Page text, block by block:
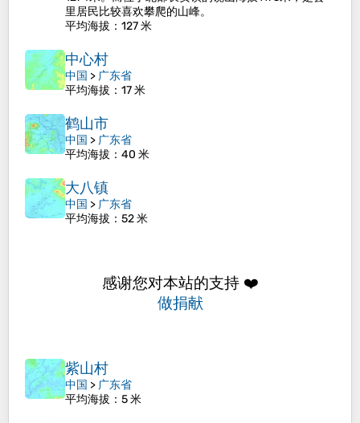
里居民比较喜欢攀爬的山峰。
平均海拔 ：127 米
中心村
中国 > 广东省
平均海拔 ：17 米
鹤山市
中国 > 广东省
平均海拔 ：40 米
大八镇
中国 > 广东省
平均海拔 ：52 米
感谢您对本站的支持 ❤️
做捐献
紫山村
中国 > 广东省
平均海拔 ：5 米